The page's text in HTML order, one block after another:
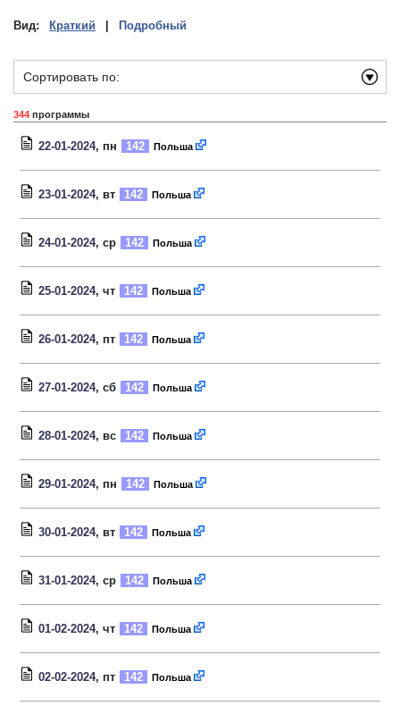
Вид: Краткий Подробный
Сортировать по:
344 программы
22-01-2024, пн 142 Польша
23-01-2024, вт 142 Польша
24-01-2024, ср 142 Польша
25-01-2024, чт 142 Польша
26-01-2024, пт 142 Польша
27-01-2024, сб 142 Польша
28-01-2024, вс 142 Польша
29-01-2024, пн 142 Польша
30-01-2024, вт 142 Польша
31-01-2024, ср 142 Польша
01-02-2024, чт 142 Польша
02-02-2024, пт 142 Польша